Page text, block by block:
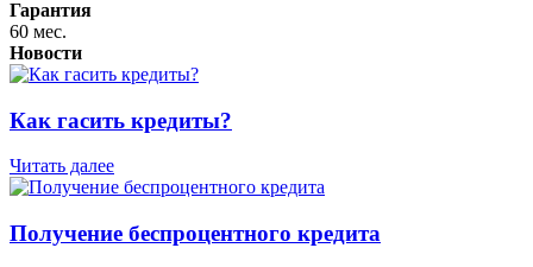
Гарантия
60 мес.
Новости
Как гасить кредиты?
Читать далее
Получение беспроцентного кредита